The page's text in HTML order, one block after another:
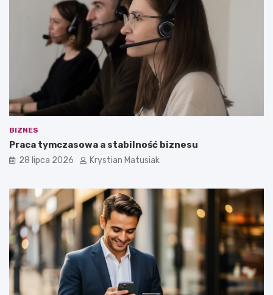
BIZNES
Praca tymczasowa a stabilność biznesu
28 lipca 2026 Krystian Matusiak